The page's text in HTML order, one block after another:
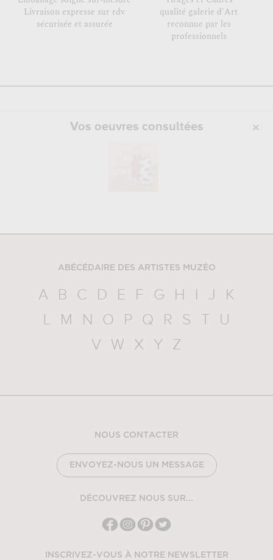
Livraison expresse sur rdv
sécurisée et assurée
qualité galerie d'Art
reconnue par les
professionnels
Vos oeuvres consultées
ABÉCÉDAIRE DES ARTISTES MUZÉO
A B C D E F G H I J
K
L
M N O P Q R S T
U
V
W X Y Z
NOUS CONTACTER
ENVOYEZ-NOUS UN MESSAGE
DÉCOUVREZ NOUS SUR...
INSCRIVEZ-VOUS À NOTRE NEWSLETTER